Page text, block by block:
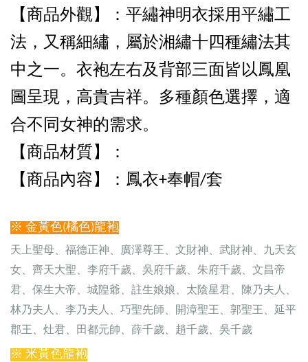
【商品外觀】：平繡神明衣採用平繡工
法，又稱細繡，屬於湘繡十四種繡法其
中之一。衣袍左右及背部三面皆以鳳凰
圖呈現，高貴吉祥。多種顏色選擇，適
合不同女神的需求。
【商品材質】：
【商品內容 】：鳳衣+奉帽/套
※ 金黃色(橘色)龍袍
天上聖母、福德正神、廣澤尊王、文財神、武財神、九天玄
女、齊天大聖、李府千歲、吳府千歲、朱府千歲、文昌帝
君、保生大帝、城隍爺、註生娘娘、太陰星君、陳乃夫人、
林乃夫人、李乃夫人、巧聖先師、開漳聖王、郭聖王、延平
郡王、灶君、田都元帥、薛千歲、趙千歲、吳千歲
※ 米黃色龍袍